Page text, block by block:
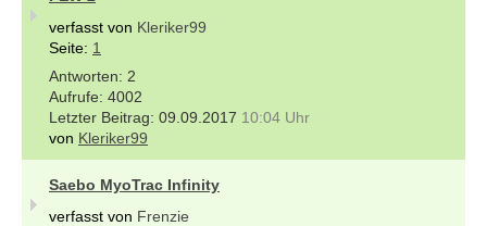
verfasst von Kleriker99
Seite: 1
2
4002
09.09.2017 10:04 Uhr
von Kleriker99
Saebo MyoTrac Infinity
verfasst von Frenzie